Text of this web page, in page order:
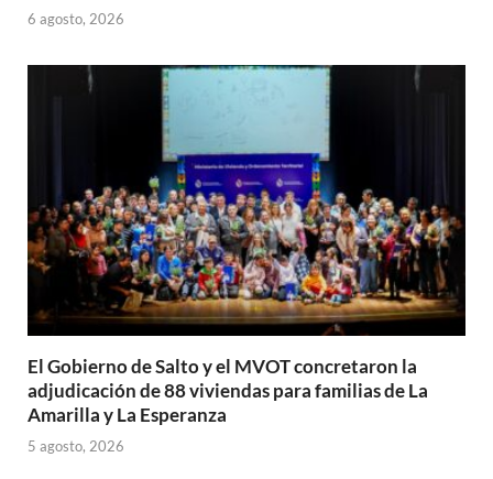
6 agosto, 2026
El Gobierno de Salto y el MVOT concretaron la
adjudicación de 88 viviendas para familias de La
Amarilla y La Esperanza
5 agosto, 2026